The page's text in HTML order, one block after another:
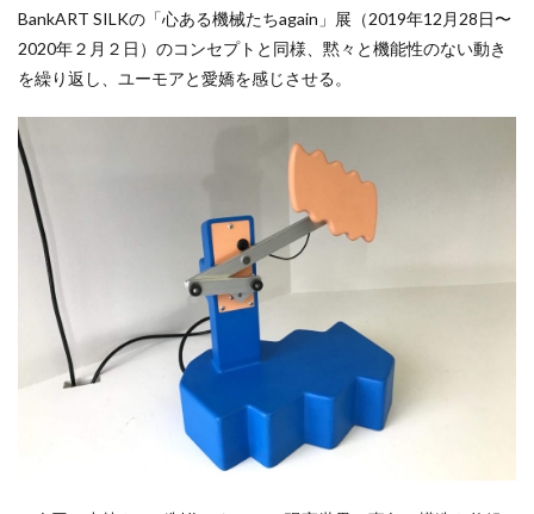
BankART SILKの「心ある機械たちagain」展（2019年12月28日〜
2020年２月２日）のコンセプトと同様、黙々と機能性のない動き
を繰り返し、ユーモアと愛嬌を感じさせる。